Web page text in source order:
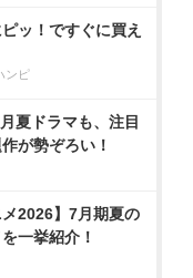
ッ！ですぐに買え
ンピ
夏ドラマも、注目
が勢ぞろい！
メ2026】7月期夏の
一挙紹介！